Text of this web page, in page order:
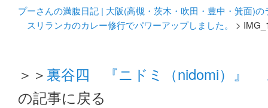
プーさんの満腹日記 | 大阪(高槻・茨木・吹田・豊中・箕面)
スリランカのカレー修行でパワーアップしました。
>
＞＞ 裏谷四 『ニドミ（nidomi）』
の記事に戻る